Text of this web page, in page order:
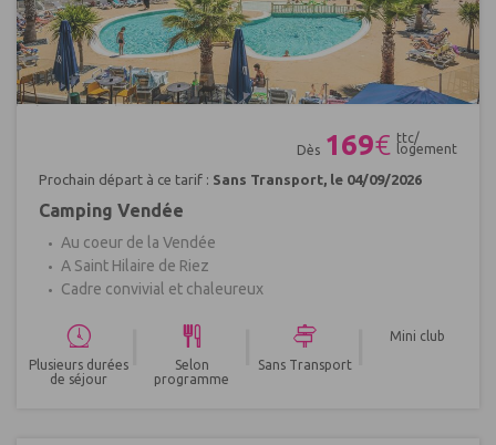
Dès 169€ ttc/
logement
Prochain départ à ce tarif : Sans Transport, le 04/09/2026
Camping Vendée
Au coeur de la Vendée
A Saint Hilaire de Riez
Cadre convivial et chaleureux
Plusieurs durées
de séjour
Selon
programme
Sans Transport
Mini club